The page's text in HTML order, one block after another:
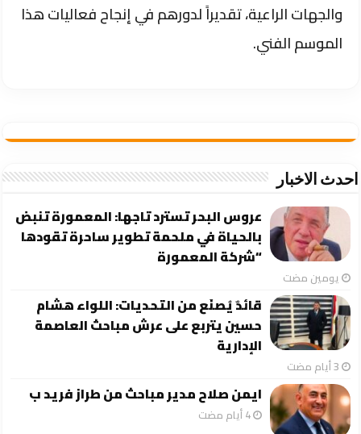
والجهات الراعية، تقديراً لدورهم في إنجاح فعاليات هذا
الموسم الفني.
احدث الاخبار
عروس البحر تسترد تاجها: المعمورة تنبض
بالحياة في ملحمة تطوير ساحرة تقودها
“شركة المعمورة
‏يومين مضت
قائدٌ يُصنَع من التحديات: اللواء هشام
حسين يتربع على عرش مباحث العاصمة
الإدارية
ايمن صلاح مدير مباحث من طراز فريد ب
‏4 أيام مضت